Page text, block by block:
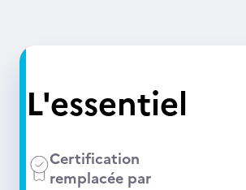
L'essentiel
Certification
remplacée par